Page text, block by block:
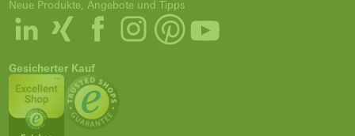
Neue Produkte, Angebote und Tipps
Gesicherter Kauf